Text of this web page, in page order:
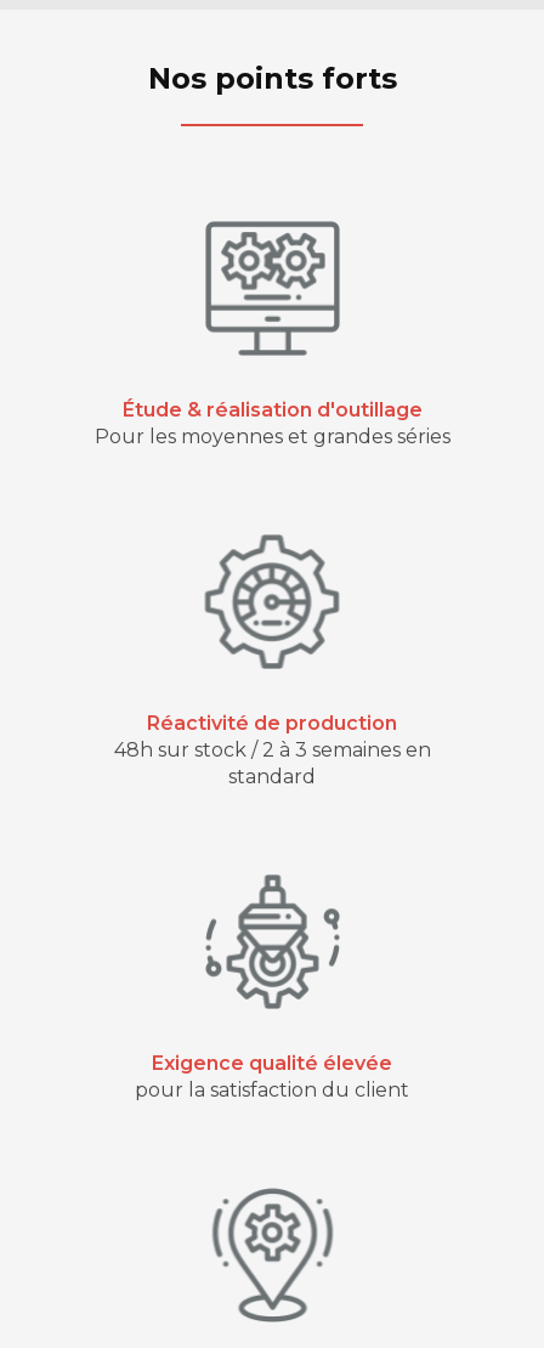
Nos points forts
Étude & réalisation d'outillage
Pour les moyennes et grandes séries
Réactivité de production
48h sur stock / 2 à 3 semaines en
standard
Exigence qualité élevée
pour la satisfaction du client